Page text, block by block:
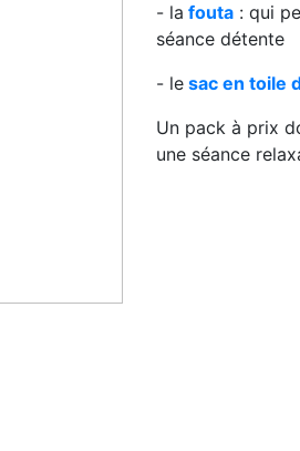
- la fouta : qui
séance détente
- le sac en toile
Un pack à prix
une séance